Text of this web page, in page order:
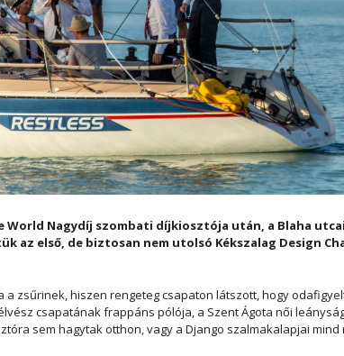
World Nagydíj szombati díjkiosztója után, a Blaha
az első, de biztosan nem utolsó Kékszalag Design
a zsűrinek, hiszen rengeteg csapaton látszott, hogy
csapatának frappáns pólója, a Szent Ágota női
sem hagytak otthon, vagy a Django szalmakalapjai mind